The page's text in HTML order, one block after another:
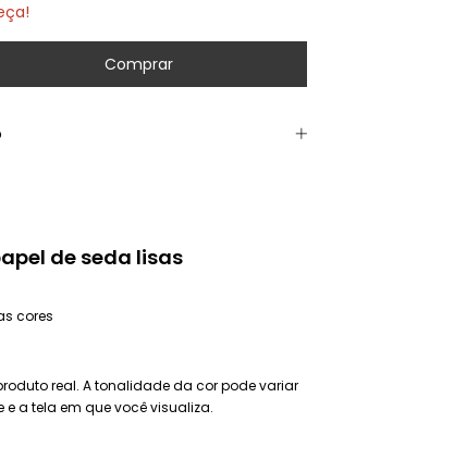
de seda lisas
cores
real. A tonalidade da cor pode variar
a tela em que você visualiza.